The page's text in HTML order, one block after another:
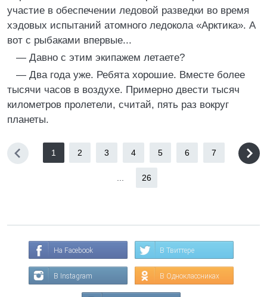
участие в обеспечении ледовой разведки во время
хэдовых испытаний атомного ледокола «Арктика». А
вот с рыбаками впервые...
— Давно с этим экипажем летаете?
— Два года уже. Ребята хорошие. Вместе более
тысячи часов в воздухе. Примерно двести тысяч
километров пролетели, считай, пять раз вокруг
планеты.
1 2 3 4 5 6 7
26
На Facebook В Твиттере
В Instagram В Одноклассниках